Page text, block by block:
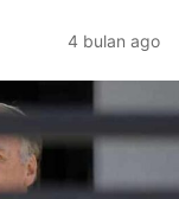
4 bulan ago